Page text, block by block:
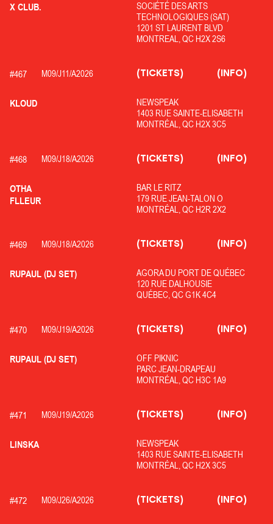
X CLUB.
SOCIÉTÉ DES ARTS
TECHNOLOGIQUES (SAT)
1201 ST LAURENT BLVD
MONTREAL, QC H2X 2S6
#467 M09/J11/A2026
KLOUD
NEWSPEAK
1403 RUE SAINTE-ELISABETH
MONTRÉAL, QC H2X 3C5
(TICKETS) (INFO)
#468 M09/J18/A2026
OTHA
FLLEUR
BAR LE RITZ
179 RUE JEAN-TALON O
MONTRÉAL, QC H2R 2X2
(TICKETS) (INFO)
#469 M09/J18/A2026
RUPAUL (DJ SET)
AGORA DU PORT DE QUÉBEC
120 RUE DALHOUSIE
QUÉBEC, QC G1K 4C4
(TICKETS) (INFO)
#470 M09/J19/A2026
RUPAUL (DJ SET)
OFF PIKNIC
PARC JEAN-DRAPEAU
MONTRÉAL, QC H3C 1A9
(TICKETS) (INFO)
#471 M09/J19/A2026
LINSKA
NEWSPEAK
1403 RUE SAINTE-ELISABETH
MONTRÉAL, QC H2X 3C5
(TICKETS) (INFO)
#472 M09/J26/A2026 (TICKETS) (INFO)